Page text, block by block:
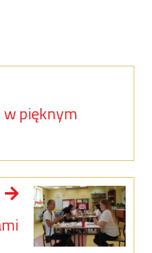
pięknym